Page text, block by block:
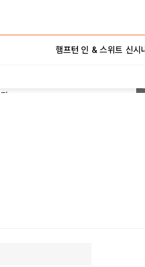
햄프턴 인 & 스위트 신시